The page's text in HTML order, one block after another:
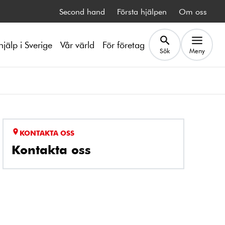
Second hand Första hjälpen Om oss
i Sverige Vår värld För företag Sök Meny
KONTAKTA OSS
Kontakta oss